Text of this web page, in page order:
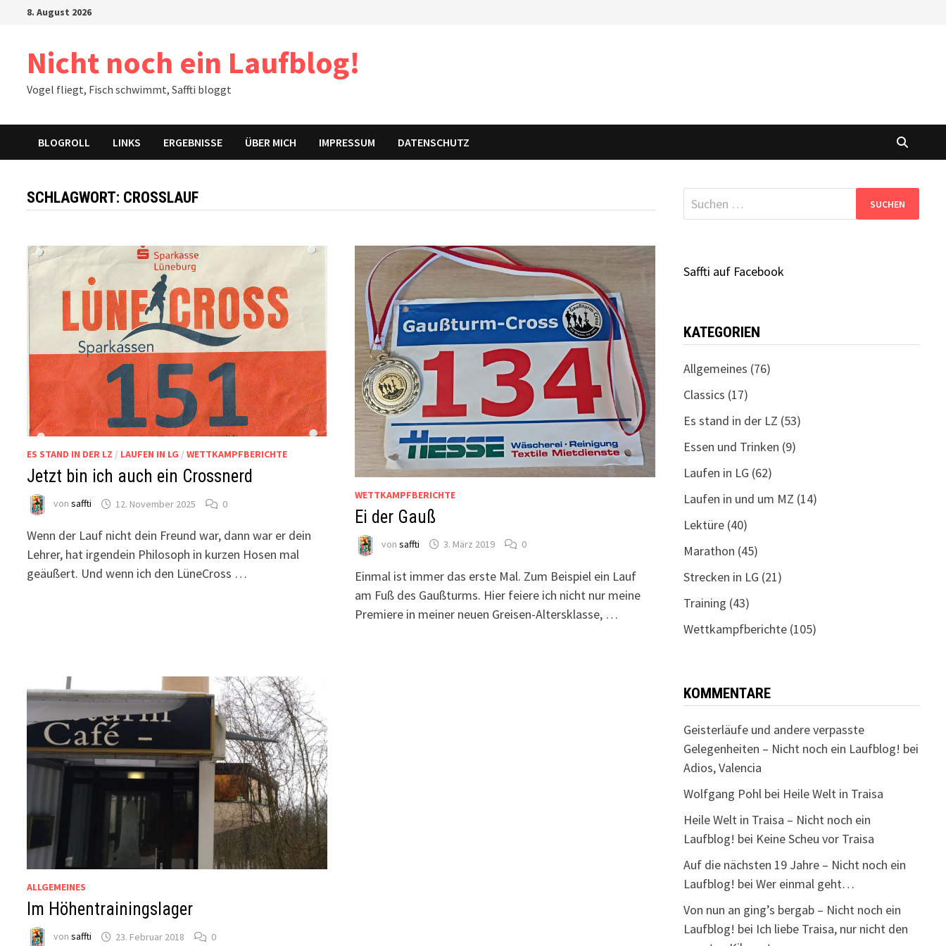
8. August 2026
Nicht noch ein Laufblog!
Vogel fliegt, Fisch schwimmt, Saffti bloggt
BLOGROLL LINKS ERGEBNISSE ÜBER MICH IMPRESSUM DATENSCHUTZ
SCHLAGWORT: CROSSLAUF
ES STAND IN DER LZ / LAUFEN IN LG /WETTKAMPFBERICHTE
Jetzt bin ich auch ein Crossnerd
vonsaffti 12. November 2025 0
Wenn der Lauf nicht dein Freund war, dann war er dein
Lehrer, hat irgendein Philosoph in kurzen Hosen mal
geäußert. Und wenn ich den LüneCross …
WETTKAMPFBERICHTE
Ei der Gauß
von saffti 3. März 2019 0
Einmal ist immer das erste Mal. Zum Beispiel ein Lauf
am Fuß des Gaußturms. Hier feiere ich nicht nur meine
Premiere in meiner neuen Greisen-Altersklasse, …
ALLGEMEINES
Im Höhentrainingslager
vonsaffti 23. Februar 2018 0
Suchen
nach:
Saffti auf Facebook
KATEGORIEN
Allgemeines (76)
Classics (17)
Es stand in der LZ (53)
Essen und Trinken (9)
Laufen in LG (62)
Laufen in und um MZ (14)
Lektüre(40)
Marathon (45)
Strecken in LG (21)
Training (43)
Wettkampfberichte(105)
KOMMENTARE
Geisterläufe und andere verpasste
Gelegenheiten – Nicht noch ein Laufblog! bei
Adios, Valencia
Wolfgang Pohlbei Heile Welt in Traisa
Heile Welt in Traisa – Nicht noch ein
Laufblog! bei Keine Scheu vor Traisa
Auf die nächsten 19 Jahre – Nicht noch ein
Laufblog! bei Wer einmal geht…
Von nun an ging’s bergab – Nicht noch ein
Laufblog! bei Ich liebe Traisa, nur nicht den